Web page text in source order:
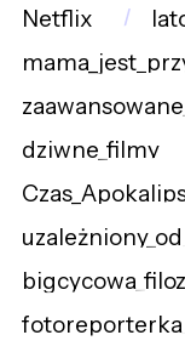
Netflix
dziwne_filmy